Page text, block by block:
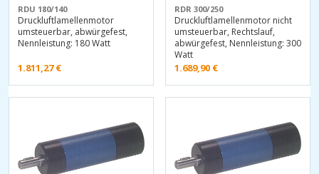
RDU 180/140
Druckluftlamellenmotor
umsteuerbar, abwürgefest,
Nennleistung: 180 Watt
1.811,27€
RDR 300/250
Druckluftlamellenmotor nicht
umsteuerbar, Rechtslauf,
abwürgefest, Nennleistung: 300
Watt
1.689,90 €